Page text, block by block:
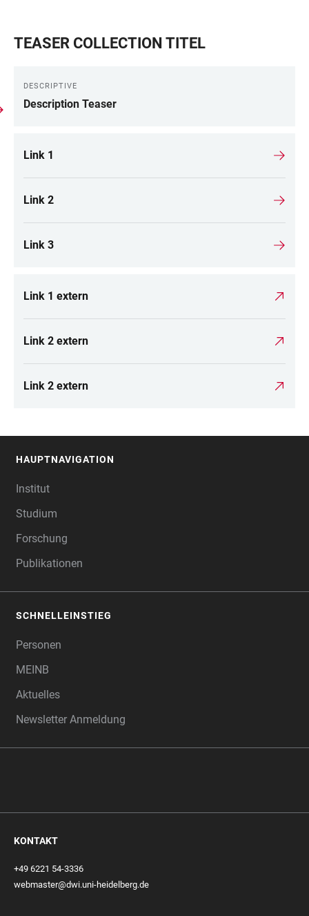
TEASER COLLECTION TITEL
DESCRIPTIVE
Description Teaser
Link 1
Link 2
Link 3
Link 1 extern
Link 2 extern
Link 2 extern
HAUPTNAVIGATION
Institut
Studium
Forschung
Publikationen
SCHNELLEINSTIEG
Personen
MEINB
Aktuelles
Newsletter Anmeldung
KONTAKT
+49 6221 54-3336
webmaster@dwi.uni-heidelberg.de